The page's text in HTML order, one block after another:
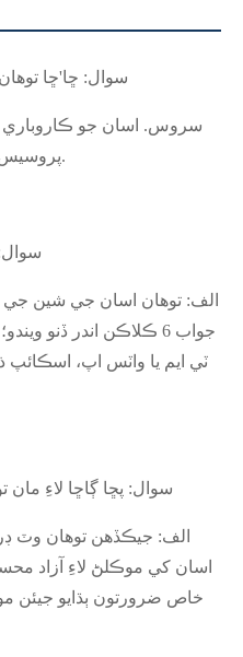
سوال: ڇا'ڇا
پروسيس ٿيل، موڙ، اسٽيمپنگ، وغيره آهن.
الف: توهان اسان جي شين جي
جواب 6 ڪلاڪن اندر ڏنو
ٽي ايم يا واٽس اپ،
سوال: پڇا ڳاڇا لاءِ
الف: جيڪڏهن توهان وٽ
اسان کي موڪلڻ لاءِ آزاد
خاص ضرورتون ٻڌايو جيئن